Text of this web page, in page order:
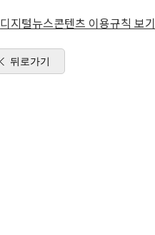
디지털뉴스콘텐츠 이용규칙 보기
뒤로가기